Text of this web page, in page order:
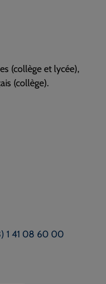
(collège et lycée),
(collège).
1 41 08 60 00